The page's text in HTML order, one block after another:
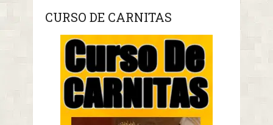
CURSO DE CARNITAS